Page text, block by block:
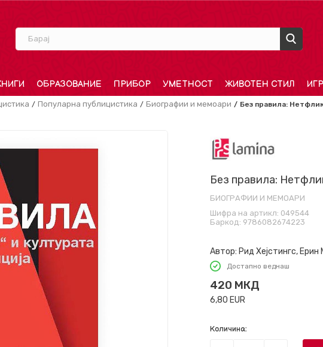
Барај
ОБРАЗОВАНИЕ ПРИБОР УМЕТНОСТ ЖИВОТЕН СТИЛ
Популарна публицистика Биографии и мемоари Без правила:
Без правила:
БИОГРАФИИ И МЕМОАРИ
Шифра на артикл: 049544
Баркод: 9786082674223
Автор: Рид Хејстингс, Ерин
Достапно веднаш
420 МКД
6,80 EUR
Количина: